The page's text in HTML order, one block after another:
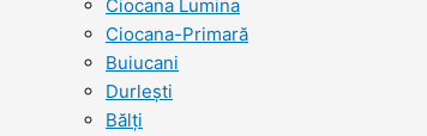
Ciocana Lumina
Ciocana-Primară
Buiucani
Durlești
Bălți